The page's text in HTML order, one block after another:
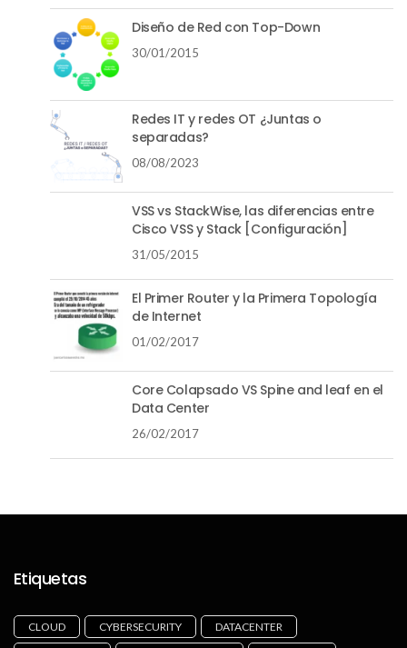
Diseño de Red con Top-Down
30/01/2015
Redes IT y redes OT ¿Juntas o
separadas?
08/08/2023
VSS vs StackWise, las diferencias entre
Cisco VSS y Stack [Configuración]
31/05/2015
El Primer Router y la Primera Topología
de Internet
01/02/2017
Core Colapsado VS Spine and leaf en el
Data Center
26/02/2017
Etiquetas
CLOUD CYBERSECURITY
DATACENTER